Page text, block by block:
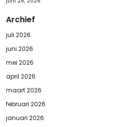
Archief
juli 2026
juni 2026
mei 2026
april 2026
maart 2026
februari 2026
januari 2026